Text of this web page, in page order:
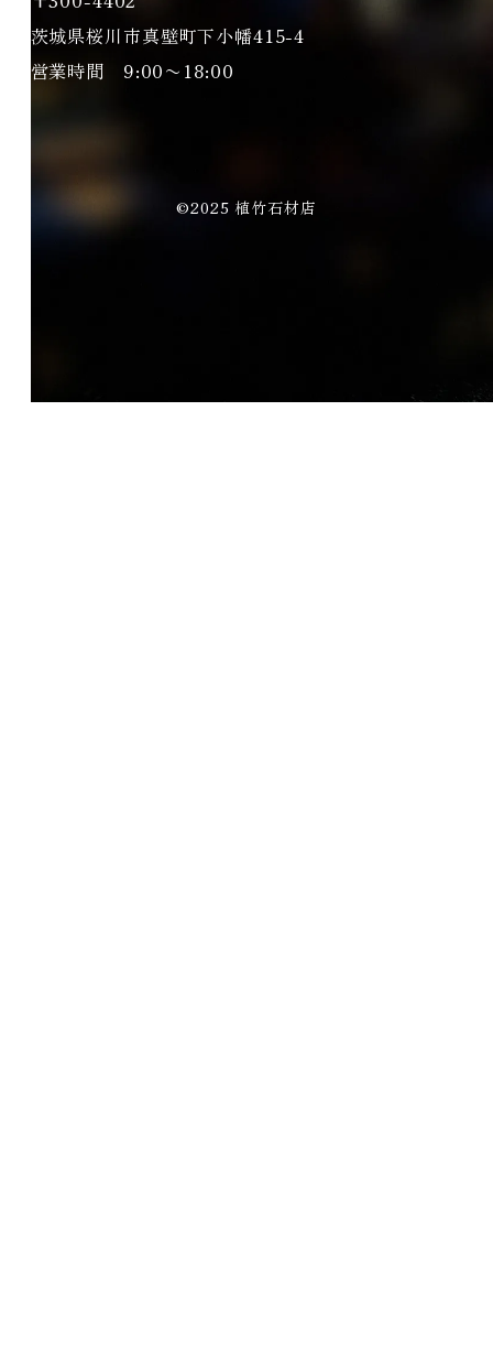
茨城県桜川市真壁町下小幡415-4
営業時間 9:00〜18:00
©2025 植竹石材店